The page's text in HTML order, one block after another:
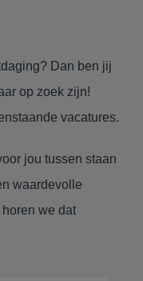
Dan ben jij
op zoek zijn!
vacatures.
jou tussen staan
waardevolle
we dat